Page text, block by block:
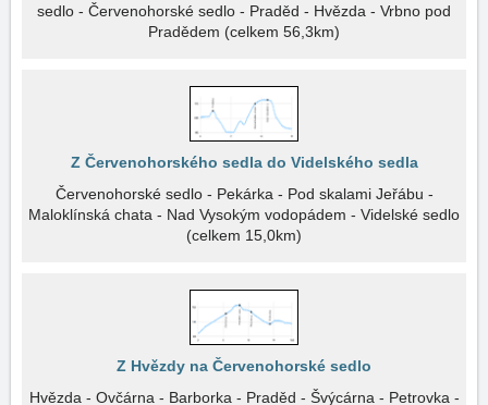
sedlo - Červenohorské sedlo - Praděd - Hvězda - Vrbno pod
Pradědem (celkem 56,3km)
Z Červenohorského sedla do Videlského sedla
Červenohorské sedlo - Pekárka - Pod skalami Jeřábu -
Maloklínská chata - Nad Vysokým vodopádem - Videlské sedlo
(celkem 15,0km)
Z Hvězdy na Červenohorské sedlo
Hvězda - Ovčárna - Barborka - Praděd - Švýcárna - Petrovka -